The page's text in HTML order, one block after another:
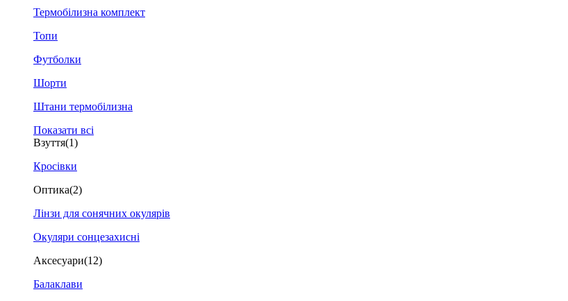
Термобілизна комплект
Топи
Футболки
Шорти
Штани термобілизна
Показати всі
Взуття(1)
Кросівки
Оптика(2)
Лінзи для сонячних окулярів
Окуляри сонцезахисні
Аксесуари(12)
Балаклави